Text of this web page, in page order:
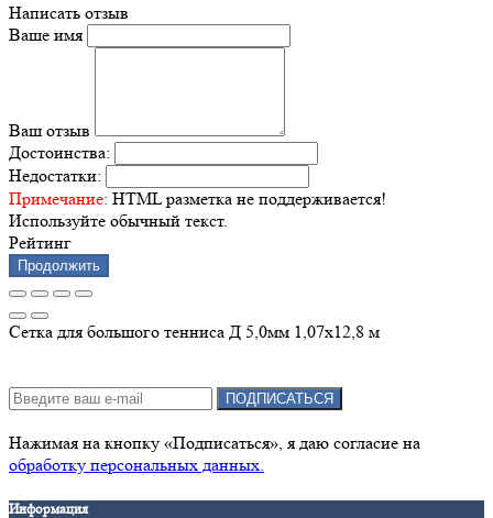
Написать отзыв
Ваше имя
Ваш отзыв
Достоинства:
Недостатки:
Примечание: HTML разметка не поддерживается!
Используйте обычный текст.
Рейтинг
Продолжить
Сетка для большого тенниса Д 5,0мм 1,07х12,8 м
ПОДПИСАТЬСЯ
Нажимая на кнопку «Подписаться», я даю cогласие на
обработку персональных данных.
Информация